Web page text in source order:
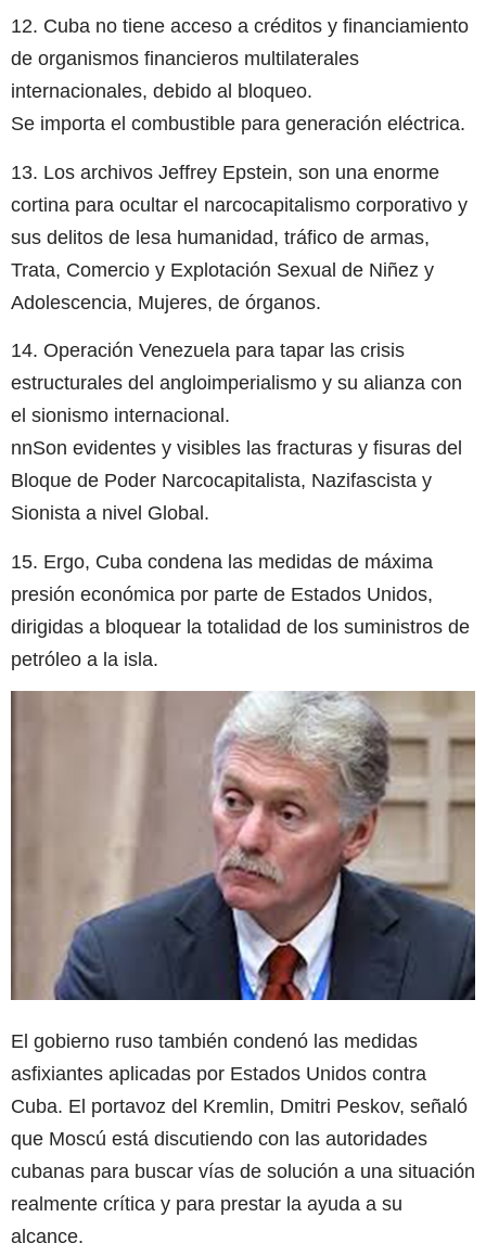
12. Cuba no tiene acceso a créditos y financiamiento
de organismos financieros multilaterales
internacionales, debido al bloqueo.
Se importa el combustible para generación eléctrica.
13. Los archivos Jeffrey Epstein, son una enorme
cortina para ocultar el narcocapitalismo corporativo y
sus delitos de lesa humanidad, tráfico de armas,
Trata, Comercio y Explotación Sexual de Niñez y
Adolescencia, Mujeres, de órganos.
14. Operación Venezuela para tapar las crisis
estructurales del angloimperialismo y su alianza con
el sionismo internacional.
nnSon evidentes y visibles las fracturas y fisuras del
Bloque de Poder Narcocapitalista, Nazifascista y
Sionista a nivel Global.
15. Ergo, Cuba condena las medidas de máxima
presión económica por parte de Estados Unidos,
dirigidas a bloquear la totalidad de los suministros de
petróleo a la isla.
El gobierno ruso también condenó las medidas
asfixiantes aplicadas por Estados Unidos contra
Cuba. El portavoz del Kremlin, Dmitri Peskov, señaló
que Moscú está discutiendo con las autoridades
cubanas para buscar vías de solución a una situación
realmente crítica y para prestar la ayuda a su
alcance.